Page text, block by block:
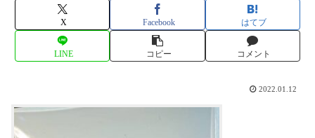
X Facebook はてブ
LINE コピー コメント
2022.01.12